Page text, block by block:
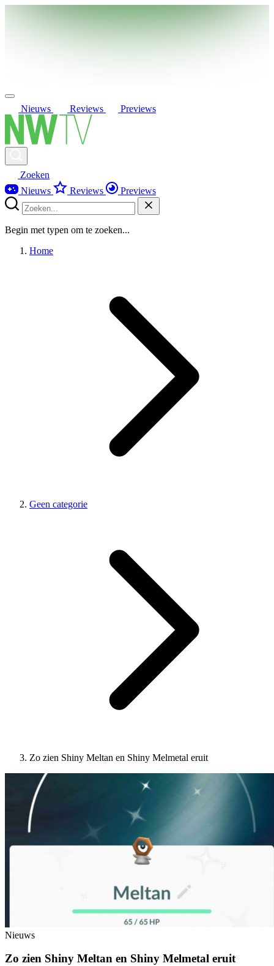
Nieuws Reviews Previews
Zoeken
Nieuws
Reviews Previews
Begin met typen om te zoeken...
Home
Geen categorie
Zo zien Shiny Meltan en Shiny Melmetal eruit
Nieuws
Zo zien Shiny Meltan en Shiny Melmetal eruit